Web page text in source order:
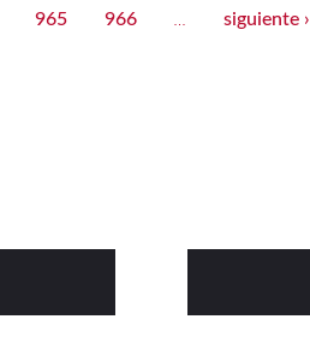
965 966 siguiente ›